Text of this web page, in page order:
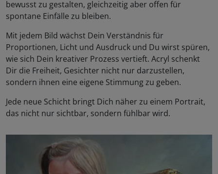
bewusst zu gestalten, gleichzeitig aber offen für
spontane Einfälle zu bleiben.
Mit jedem Bild wächst Dein Verständnis für
Proportionen, Licht und Ausdruck und Du wirst spüren,
wie sich Dein kreativer Prozess vertieft. Acryl schenkt
Dir die Freiheit, Gesichter nicht nur darzustellen,
sondern ihnen eine eigene Stimmung zu geben.
Jede neue Schicht bringt Dich näher zu einem Portrait,
das nicht nur sichtbar, sondern fühlbar wird.